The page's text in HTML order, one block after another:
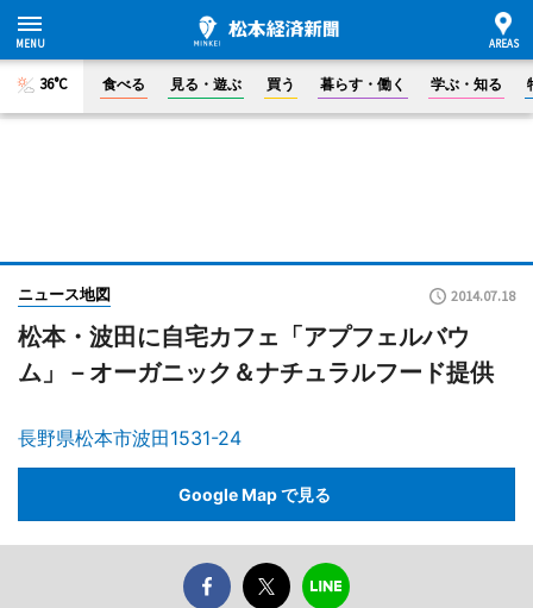
36°C 食べる 見る・遊ぶ 買う 暮らす・働く 学ぶ・知る
ニュース地図 2014.07.18
松本・波田に自宅カフェ「アプフェルバウ
ム」－オーガニック＆ナチュラルフード提供
長野県松本市波田1531-24
Google Map で見る